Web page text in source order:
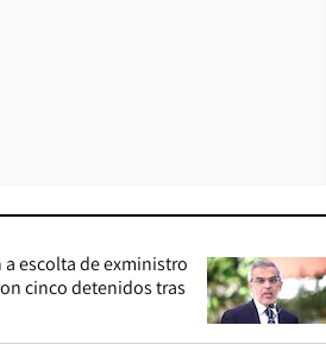
escolta de exministro
cinco detenidos tras